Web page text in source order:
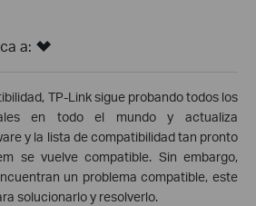
a:
TP-Link sigue probando todos los
en todo el mundo y actualiza
y la lista de compatibilidad tan pronto
se vuelve compatible. Sin embargo,
un problema compatible, este
solucionarlo y resolverlo.